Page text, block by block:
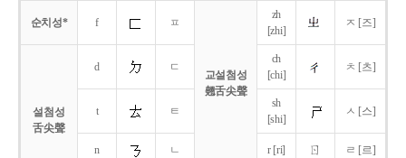
순치성* f ㅍ
교설첨성
翹舌尖聲
zh
[zhi]
ㅈ [즈]
설첨성
舌尖聲
d ㄷ
ch
[chi]
ㅊ [츠]
t ㅌ
sh
[shi]
ㅅ [스]
n ㄴ r [ri] ㄖ ㄹ [르]